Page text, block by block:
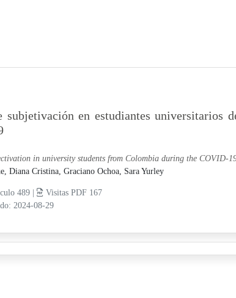
subjetivación en estudiantes universitarios
in university students from Colombia during the COVID-
Diana Cristina, Graciano Ochoa, Sara Yurley
489 |
Visitas PDF 167
2024-08-29